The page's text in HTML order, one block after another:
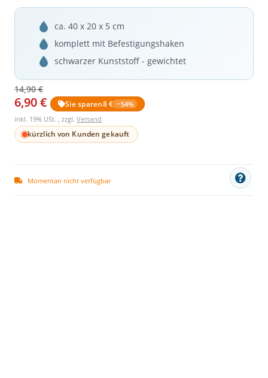
ca. 40 x 20 x 5 cm
komplett mit Befestigungshaken
schwarzer Kunststoff - gewichtet
14,90 €
6,90 € Sie sparen8 € −54%
inkl. 19% USt. , zzgl. Versand
kürzlich von Kunden gekauft
Momentan nicht verfügbar